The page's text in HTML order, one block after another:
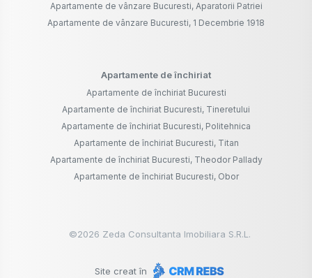
Apartamente de vânzare Bucuresti, Aparatorii Patriei
Apartamente de vânzare Bucuresti, 1 Decembrie 1918
Apartamente de închiriat
Apartamente de închiriat Bucuresti
Apartamente de închiriat Bucuresti, Tineretului
Apartamente de închiriat Bucuresti, Politehnica
Apartamente de închiriat Bucuresti, Titan
Apartamente de închiriat Bucuresti, Theodor Pallady
Apartamente de închiriat Bucuresti, Obor
©2026 Zeda Consultanta Imobiliara S.R.L.
Site creat în